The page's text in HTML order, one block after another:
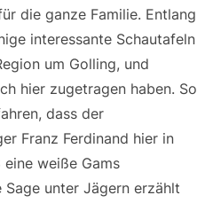
die ganze Familie. Entlang
interessante Schautafeln
um Golling, und
hier zugetragen haben. So
dass der
Franz Ferdinand hier in
eine weiße Gams
Sage unter Jägern erzählt